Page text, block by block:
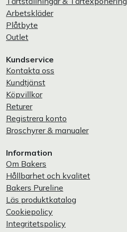
Arbetskläder
Plåtbyte
Outlet
Kundservice
Kontakta oss
Kundtjänst
Köpvillkor
Returer
Registrera konto
Broschyrer & manualer
Information
Om Bakers
Hållbarhet och kvalitet
Bakers Pureline
Läs produktkatalog
Cookiepolicy
Integritetspolicy